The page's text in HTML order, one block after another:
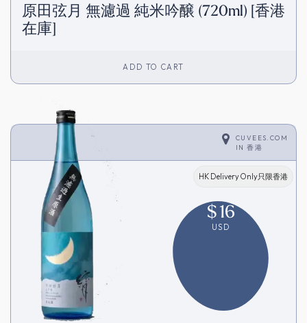
原田弦月 無濾過 純米吟醸 (720ml) [香港
在庫]
ADD TO CART
CUVEES.COM
IN香港
HK Delivery Only只限香港
$16
USD